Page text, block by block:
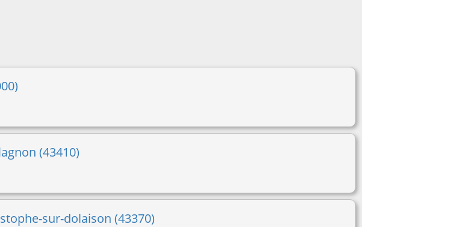
(43410)
sur-dolaison (43370)